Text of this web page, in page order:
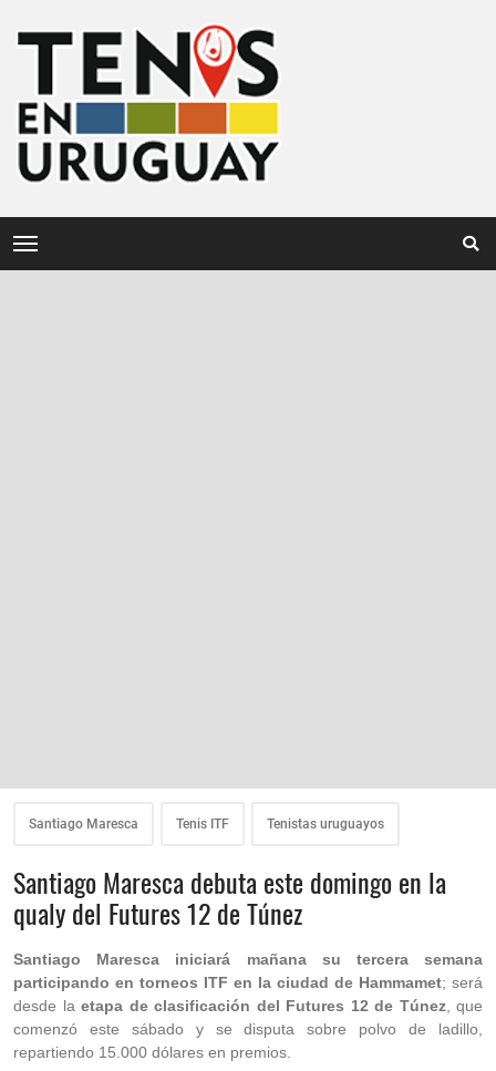
Santiago Maresca Tenis ITF Tenistas uruguayos
Santiago Maresca debuta este domingo en la
qualy del Futures 12 de Túnez
Santiago Maresca iniciará mañana su tercera semana
participando en torneos ITF en la ciudad de Hammamet; será
desde la etapa de clasificación del Futures 12 de Túnez, que
comenzó este sábado y se disputa sobre polvo de ladillo,
repartiendo 15.000 dólares en premios.